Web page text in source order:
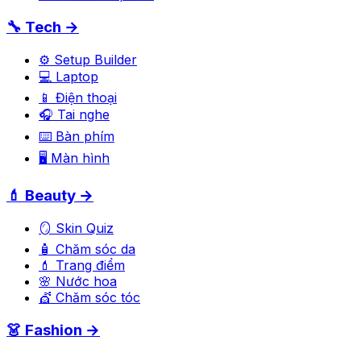
🔧 Tech →
⚙️ Setup Builder
💻 Laptop
📱 Điện thoại
🎧 Tai nghe
⌨️ Bàn phím
🖥️ Màn hình
💄 Beauty →
🪞 Skin Quiz
🧴 Chăm sóc da
💄 Trang điểm
🌸 Nước hoa
💇 Chăm sóc tóc
👗 Fashion →